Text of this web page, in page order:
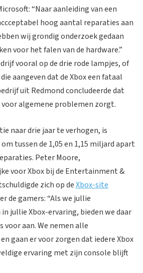
“Naar aanleiding van een
hoog aantal reparaties aan
wij grondig onderzoek gedaan
voor het falen van de hardware.”
vooral op de drie rode lampjes, of
die aangeven dat de Xbox een fataal
uit Redmond concludeerde dat
algemene problemen zorgt.
naar drie jaar te verhogen, is
tussen de 1,05 en 1,15 miljard apart
Peter Moore,
voor Xbox bij de Entertainment &
zich op deXbox-site
de gamers: “Als we jullie
jullie Xbox-ervaring, bieden we daar
voor aan. We nemen alle
gaan er voor zorgen dat iedere Xbox
ervaring met zijn console blijft